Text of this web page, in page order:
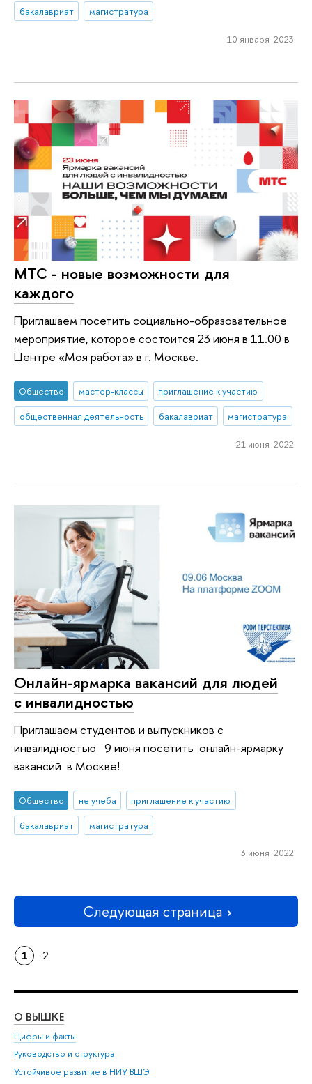
бакалавриат
магистратура
10 января 2023
МТС - новые возможности для
каждого
Приглашаем посетить социально-образовательное
мероприятие, которое состоится 23 июня в 11.00 в
Центре «Моя работа» в г. Москве.
Общество мастер-классы
приглашение к участию
общественная деятельность
бакалавриат магистратура
21 июня 2022
Онлайн-ярмарка вакансий для людей
с инвалидностью
Приглашаем студентов и выпускников с
инвалидностью 9 июня посетить онлайн-ярмарку
вакансий в Москве!
Общество не учеба
приглашение к участию
бакалавриат
магистратура
3 июня 2022
Следующая страница
1 2
О ВЫШКЕ
Цифры и факты
Руководство и структура
Устойчивое развитие в НИУ ВШЭ